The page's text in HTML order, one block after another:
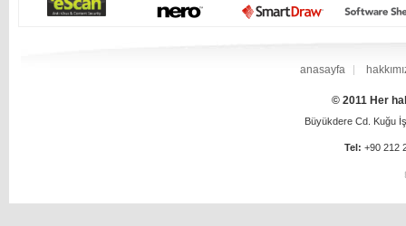
anasayfa
© 2011 Her
Büyükdere Cd. Kuğu
Tel: +90 212